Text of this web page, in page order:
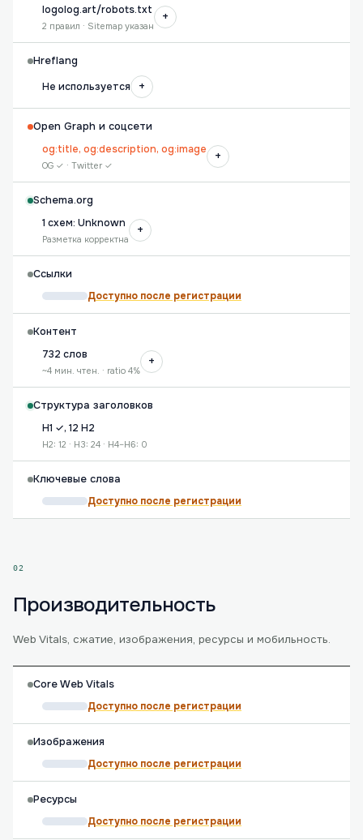
logolog.art/robots.txt
2 правил · Sitemap указан
+
Hreflang
Не используется
+
Open Graph и соцсети
og:title, og:description, og:image
OG ✓ · Twitter ✓
+
Schema.org
1 схем: Unknown
Разметка корректна
+
Ссылки
Доступно после регистрации
Контент
732 слов
~4 мин. чтен. · ratio 4%
+
Структура заголовков
H1 ✓, 12 H2
H2: 12 · H3: 24 · H4–H6: 0
Ключевые слова
Доступно после регистрации
02
Производительность
Web Vitals, сжатие, изображения, ресурсы и мобильность.
Core Web Vitals
Доступно после регистрации
Изображения
Доступно после регистрации
Ресурсы
Доступно после регистрации